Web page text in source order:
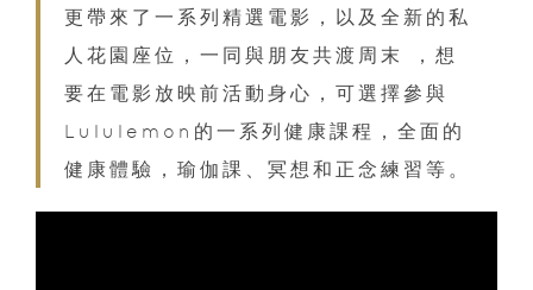
更帶來了一系列精選電影，以及全新的私
人花園座位，一同與朋友共渡周末 ，想
要在電影放映前活動身心，可選擇參與
Lululemon的一系列健康課程，全面的
健康體驗，瑜伽課、冥想和正念練習等。